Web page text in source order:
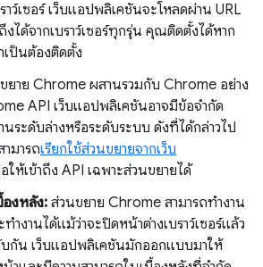
าว์เซอร์ เว็บแอปพลิเคชันจะโหลดผ่าน URL
ได้จากเบราว์เซอร์ทุกรุ่น คุณติดตั้งได้หาก
เป็นต้องติดตั้ง
ยาย Chrome ผสานรวมกับ Chrome อย่าง
API เว็บแอปพลิเคชันอาจมีข้อจำกัด
นระดับล่างหรือระดับระบบ ดังที่ได้กล่าวไป
มารถเรียกใช้ส่วนขยายจากเว็บ
ให้เข้าถึง API เฉพาะส่วนขยายได้
องหลัง: ส่วนขยาย Chrome สามารถทํางาน
างานได้แม้ว่าจะปิดหน้าต่างเบราว์เซอร์แล้ว
กัน เว็บแอปพลิเคชันมักออกแบบมาให้